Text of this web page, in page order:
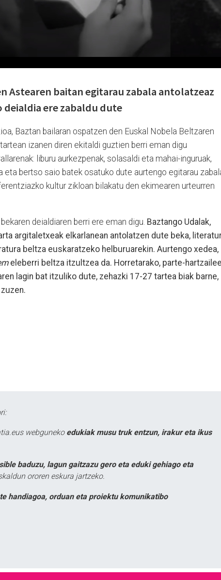
Astearen baitan egitarau zabala antolatzeaz
ere zabaldu dute
Baztan bailaran ospatzen den Euskal Nobela Beltzaren
izanen diren ekitaldi guztien berri eman digu
liburu aurkezpenak, solasaldi eta mahai-inguruak,
eta bertso saio batek osatuko dute aurtengo egitarau
kultur zikloan bilakatu den ekimearen urteurren
deialdiaren berri ere eman digu. Baztango Udalak,
argitaletxeak elkarlanean antolatzen dute beka,
beltza euskaratzeko helburuarekin. Aurtengo xedea,
eleberri beltza itzultzea da. Horretarako, parte-
lagin bat itzuliko dute, zehazki 17-27 tartea biak barne,
webguneko edukiak musu truk entzun, irakur eta ikus
baduzu, lagun gaitzazu gero eta eduki gehiago eta
ororen eskura jartzeko.
handiagoa, orduan eta proiektu komunikatibo